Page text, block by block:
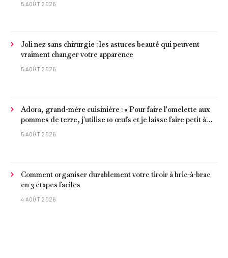
5 AOÛT 2026
Joli nez sans chirurgie : les astuces beauté qui peuvent
vraiment changer votre apparence
5 AOÛT 2026
Adora, grand-mère cuisinière : « Pour faire l'omelette aux
pommes de terre, j'utilise 10 œufs et je laisse faire petit à
petit »
5 AOÛT 2026
Comment organiser durablement votre tiroir à bric-à-brac
en 3 étapes faciles
4 AOÛT 2026